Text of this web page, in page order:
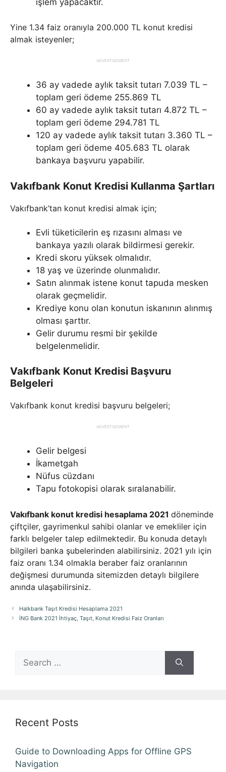
Yine 1.34 faiz oranıyla 200.000 TL konut kredisi
almak isteyenler;
ADVERTISEMENT
36 ay vadede aylık taksit tutarı 7.039 TL –
toplam geri ödeme 255.869 TL
60 ay vadede aylık taksit tutarı 4.872 TL –
toplam geri ödeme 294.781 TL
120 ay vadede aylık taksit tutarı 3.360 TL –
toplam geri ödeme 405.683 TL olarak
bankaya başvuru yapabilir.
Vakıfbank Konut Kredisi Kullanma Şartları
Vakıfbank’tan konut kredisi almak için;
Evli tüketicilerin eş rızasını alması ve
bankaya yazılı olarak bildirmesi gerekir.
Kredi skoru yüksek olmalıdır.
18 yaş ve üzerinde olunmalıdır.
Satın alınmak istene konut tapuda mesken
olarak geçmelidir.
Krediye konu olan konutun iskanının alınmış
olması şarttır.
Gelir durumu resmi bir şekilde
belgelenmelidir.
Vakıfbank Konut Kredisi Başvuru
Belgeleri
Vakıfbank konut kredisi başvuru belgeleri;
ADVERTISEMENT
Gelir belgesi
İkametgah
Nüfus cüzdanı
Tapu fotokopisi olarak sıralanabilir.
Vakıfbank konut kredisi hesaplama 2021 döneminde
çiftçiler, gayrimenkul sahibi olanlar ve emekliler için
farklı belgeler talep edilmektedir. Bu konuda detaylı
bilgileri banka şubelerinden alabilirsiniz. 2021 yılı için
faiz oranı 1.34 olmakla beraber faiz oranlarının
değişmesi durumunda sitemizden detaylı bilgilere
anında ulaşabilirsiniz.
Halkbank Taşıt Kredisi Hesaplama 2021
İNG Bank 2021 İhtiyaç, Taşıt, Konut Kredisi Faiz Oranları
for:
Recent Posts
Guide to Downloading Apps for Offline GPS
Navigation